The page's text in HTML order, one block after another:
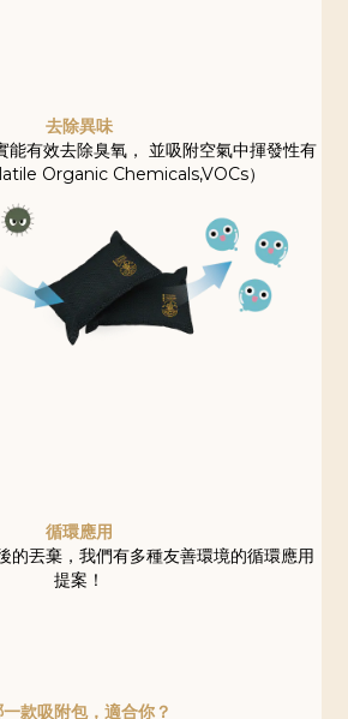
去除異味
能有效去除臭氧， 並吸附空氣中揮發性有
Organic Chemicals,VOCs）
循環應用
的丟棄，我們有多種友善環境的循環應用
提案！
一款吸附包，適合你？